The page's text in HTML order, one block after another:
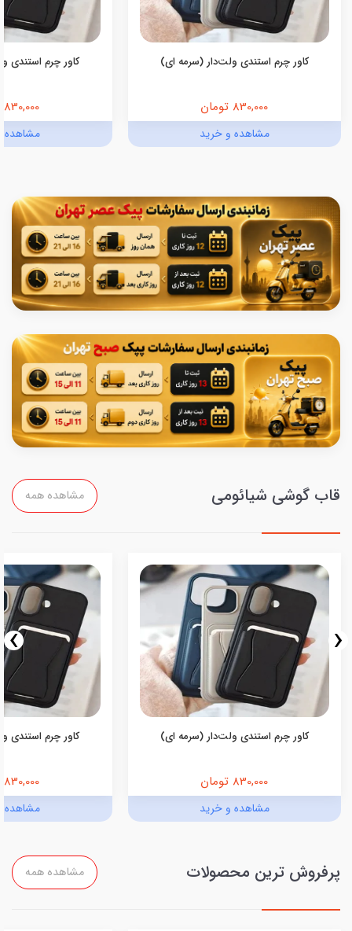
کاور چرم استندی ولت‌دار (سرمه ای)
830,000 تومان
مشاهده و خرید
کاور چرم استندی
830,000 تومان
مشاهده
قاب گوشی شیائومی مشاهده همه
کاور چرم استندی ولت‌دار (سرمه ای)
830,000 تومان
مشاهده و خرید
کاور چرم استندی
830,000 تومان
مشاهده
‹
›
پرفروش ترین محصولات مشاهده همه